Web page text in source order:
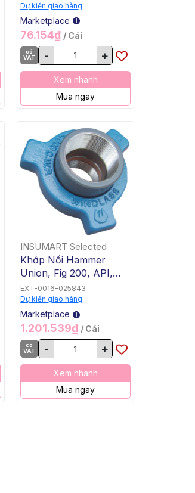
Dự kiến giao hàng
Marketplace
76.154₫ / Cái
có
VAT
- +
Xem nhanh
Mua ngay
INSUMART Selected
Khớp Nối Hammer
Union, Fig 200, API,
Blue Nut, Grey Subs,
2" Both Threaded Ends
(Female NPT)
EXT-0016-025843
Dự kiến giao hàng
Marketplace
1.201.539₫ / Cái
có
VAT
- +
Xem nhanh
Mua ngay